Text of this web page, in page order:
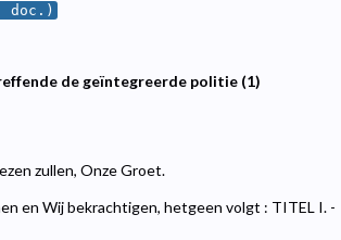
doc.)
de geïntegreerde politie (1)
zullen, Onze Groet.
en Wij bekrachtigen, hetgeen volgt : TITEL I. -